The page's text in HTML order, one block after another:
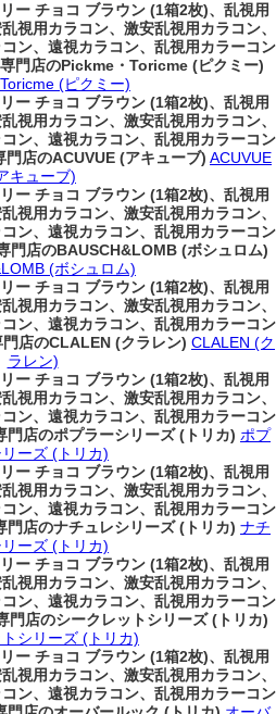
ー チョコ ブラウン (1箱2枚)、乱視用
視用カラコン、激安乱視用カラコン、
ン、遠視カラコン、乱視用カラーコン
門店のPickme・Toricme (ピクミー)
(ピクミー)
ー チョコ ブラウン (1箱2枚)、乱視用
視用カラコン、激安乱視用カラコン、
ン、遠視カラコン、乱視用カラーコン
店のACUVUE (アキューブ) ACUVUE
キューブ)
ー チョコ ブラウン (1箱2枚)、乱視用
視用カラコン、激安乱視用カラコン、
ン、遠視カラコン、乱視用カラーコン
門店のBAUSCH&LOMB (ボシュロム)
(ボシュロム)
ー チョコ ブラウン (1箱2枚)、乱視用
視用カラコン、激安乱視用カラコン、
ン、遠視カラコン、乱視用カラーコン
店のCLALEN (クラレン) CLALEN (ク
ラレン)
ー チョコ ブラウン (1箱2枚)、乱視用
視用カラコン、激安乱視用カラコン、
ン、遠視カラコン、乱視用カラーコン
門店のポプラーシリーズ (トリカ) ポプ
ーズ (トリカ)
ー チョコ ブラウン (1箱2枚)、乱視用
視用カラコン、激安乱視用カラコン、
ン、遠視カラコン、乱視用カラーコン
門店のナチュレシリーズ (トリカ) ナチ
リーズ (トリカ)
ー チョコ ブラウン (1箱2枚)、乱視用
視用カラコン、激安乱視用カラコン、
ン、遠視カラコン、乱視用カラーコン
門店のシークレットシリーズ (トリカ)
シリーズ (トリカ)
ー チョコ ブラウン (1箱2枚)、乱視用
視用カラコン、激安乱視用カラコン、
ン、遠視カラコン、乱視用カラーコン